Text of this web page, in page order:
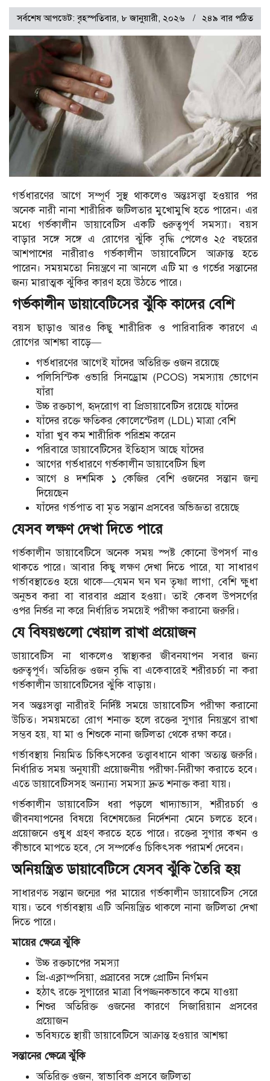
সর্বশেষ আপডেট: বৃহস্পতিবার, ৮ জানুয়ারী, ২০২৬ ২৪৯ বার পঠিত
গর্ভধারণের আগে সম্পূর্ণ সুস্থ থাকলেও অন্তঃসত্ত্বা হওয়ার পর
অনেক নারী নানা শারীরিক জটিলতার মুখোমুখি হতে পারেন। এর
মধ্যে গর্ভকালীন ডায়াবেটিস একটি গুরুত্বপূর্ণ সমস্যা। বয়স
বাড়ার সঙ্গে সঙ্গে এ রোগের ঝুঁকি বৃদ্ধি পেলেও ২৫ বছরের
আশপাশের নারীরাও গর্ভকালীন ডায়াবেটিসে আক্রান্ত হতে
পারেন। সময়মতো নিয়ন্ত্রণে না আনলে এটি মা ও গর্ভের সন্তানের
জন্য মারাত্মক ঝুঁকির কারণ হয়ে উঠতে পারে।
গর্ভকালীন ডায়াবেটিসের ঝুঁকি কাদের বেশি
বয়স ছাড়াও আরও কিছু শারীরিক ও পারিবারিক কারণে এ
রোগের আশঙ্কা বাড়ে—
গর্ভধারণের আগেই যাঁদের অতিরিক্ত ওজন রয়েছে
পলিসিস্টিক ওভারি সিনড্রোম (PCOS) সমস্যায় ভোগেন
যাঁরা
উচ্চ রক্তচাপ, হৃদ্‌রোগ বা প্রিডায়াবেটিস রয়েছে যাঁদের
যাঁদের রক্তে ক্ষতিকর কোলেস্টেরল (LDL) মাত্রা বেশি
যাঁরা খুব কম শারীরিক পরিশ্রম করেন
পরিবারে ডায়াবেটিসের ইতিহাস আছে যাঁদের
আগের গর্ভধারণে গর্ভকালীন ডায়াবেটিস ছিল
আগে ৪ দশমিক ১ কেজির বেশি ওজনের সন্তান জন্ম
দিয়েছেন
যাঁদের গর্ভপাত বা মৃত সন্তান প্রসবের অভিজ্ঞতা রয়েছে
যেসব লক্ষণ দেখা দিতে পারে
গর্ভকালীন ডায়াবেটিসে অনেক সময় স্পষ্ট কোনো উপসর্গ নাও
থাকতে পারে। আবার কিছু লক্ষণ দেখা দিতে পারে, যা সাধারণ
গর্ভাবস্থাতেও হয়ে থাকে—যেমন ঘন ঘন তৃষ্ণা লাগা, বেশি ক্ষুধা
অনুভব করা বা বারবার প্রস্রাব হওয়া। তাই কেবল উপসর্গের
ওপর নির্ভর না করে নির্ধারিত সময়েই পরীক্ষা করানো জরুরি।
যে বিষয়গুলো খেয়াল রাখা প্রয়োজন
ডায়াবেটিস না থাকলেও স্বাস্থ্যকর জীবনযাপন সবার জন্য
গুরুত্বপূর্ণ। অতিরিক্ত ওজন বৃদ্ধি বা একেবারেই শরীরচর্চা না করা
গর্ভকালীন ডায়াবেটিসের ঝুঁকি বাড়ায়।
সব অন্তঃসত্ত্বা নারীরই নির্দিষ্ট সময়ে ডায়াবেটিস পরীক্ষা করানো
উচিত। সময়মতো রোগ শনাক্ত হলে রক্তের সুগার নিয়ন্ত্রণে রাখা
সম্ভব হয়, যা মা ও শিশুকে নানা জটিলতা থেকে রক্ষা করে।
গর্ভাবস্থায় নিয়মিত চিকিৎসকের তত্ত্বাবধানে থাকা অত্যন্ত জরুরি।
নির্ধারিত সময় অনুযায়ী প্রয়োজনীয় পরীক্ষা-নিরীক্ষা করাতে হবে।
এতে ডায়াবেটিসসহ অন্যান্য সমস্যা দ্রুত শনাক্ত করা যায়।
গর্ভকালীন ডায়াবেটিস ধরা পড়লে খাদ্যাভ্যাস, শরীরচর্চা ও
জীবনযাপনের বিষয়ে বিশেষজ্ঞের নির্দেশনা মেনে চলতে হবে।
প্রয়োজনে ওষুধ গ্রহণ করতে হতে পারে। রক্তের সুগার কখন ও
কীভাবে মাপতে হবে, সে সম্পর্কেও চিকিৎসক পরামর্শ দেবেন।
অনিয়ন্ত্রিত ডায়াবেটিসে যেসব ঝুঁকি তৈরি হয়
সাধারণত সন্তান জন্মের পর মায়ের গর্ভকালীন ডায়াবেটিস সেরে
যায়। তবে গর্ভাবস্থায় এটি অনিয়ন্ত্রিত থাকলে নানা জটিলতা দেখা
দিতে পারে।
মায়ের ক্ষেত্রে ঝুঁকি
উচ্চ রক্তচাপের সমস্যা
প্রি-এক্লাম্পসিয়া, প্রস্রাবের সঙ্গে প্রোটিন নির্গমন
হঠাৎ রক্তে সুগারের মাত্রা বিপজ্জনকভাবে কমে যাওয়া
শিশুর অতিরিক্ত ওজনের কারণে সিজারিয়ান প্রসবের
প্রয়োজন
ভবিষ্যতে স্থায়ী ডায়াবেটিসে আক্রান্ত হওয়ার আশঙ্কা
সন্তানের ক্ষেত্রে ঝুঁকি
অতিরিক্ত ওজন, স্বাভাবিক প্রসবে জটিলতা